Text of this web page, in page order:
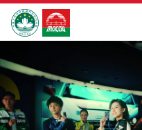
跳至主内容
主页
澳门特别行政区政府旅游局